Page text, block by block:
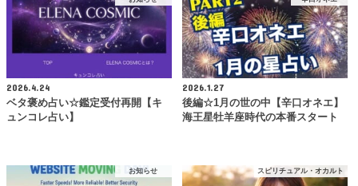
2026.4.24
ベタ褒め占い☆鑑定受付再開【キ
ュンコレ占い】
2026.1.27
後編☆1月の世の中【辛口オネエ】
海王星牡羊座時代の本番スタート
お知らせ スピリチュアル・オカルト